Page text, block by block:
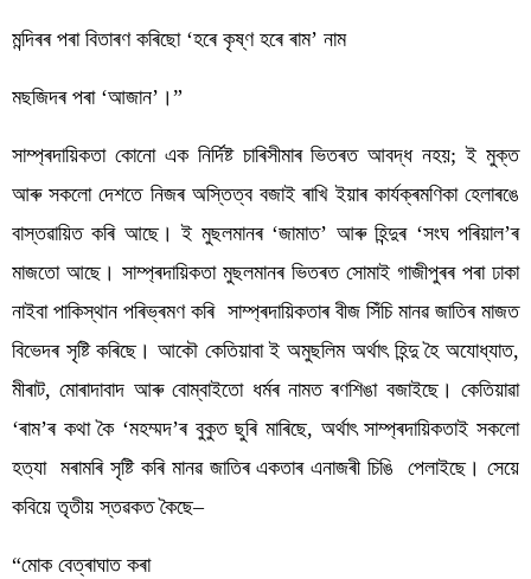
মন্দিৰৰ পৰা বিতাৰণ কৰিছো ‘হৰে কৃষ্ণ হৰে ৰাম’ নাম
মছজিদৰ পৰা ‘আজান’।”
সাম্প্ৰদায়িকতা কোনো এক নিৰ্দিষ্ট চাৰিসীমাৰ ভিতৰত আবদ্ধ নহয়; ই মুক্ত
আৰু সকলো দেশতে নিজৰ অস্তিত্ব বজাই ৰাখি ইয়াৰ কাৰ্যক্ৰমণিকা হেলাৰঙে
বাস্তৱায়িত কৰি আছে। ই মুছলমানৰ ‘জামাত’ আৰু হিন্দুৰ ‘সংঘ পৰিয়াল’ৰ
মাজতো আছে। সাম্প্ৰদায়িকতা মুছলমানৰ ভিতৰত সোমাই গাজীপুৰৰ পৰা ঢাকা
নাইবা পাকিস্থান পৰিভ্ৰমণ কৰি  সাম্প্ৰদায়িকতাৰ বীজ সিঁচি মানৱ জাতিৰ মাজত
বিভেদৰ সৃষ্টি কৰিছে। আকৌ কেতিয়াবা ই অমুছলিম অৰ্থাৎ হিন্দু হৈ অযোধ্যাত,
মীৰাট, মোৰাদাবাদ আৰু বোম্বাইতো ধৰ্মৰ নামত ৰণশিঙা বজাইছে। কেতিয়াৱা
‘ৰাম’ৰ কথা কৈ ‘মহম্মদ’ৰ বুকুত ছুৰি মাৰিছে, অৰ্থাৎ সাম্প্ৰদায়িকতাই সকলো
হত্যা  মৰামৰি সৃষ্টি কৰি মানৱ জাতিৰ একতাৰ এনাজৰী চিঙি  পেলাইছে। সেয়ে
কবিয়ে তৃতীয় স্তৱকত কৈছে–
“মোক বেত্ৰাঘাত কৰা